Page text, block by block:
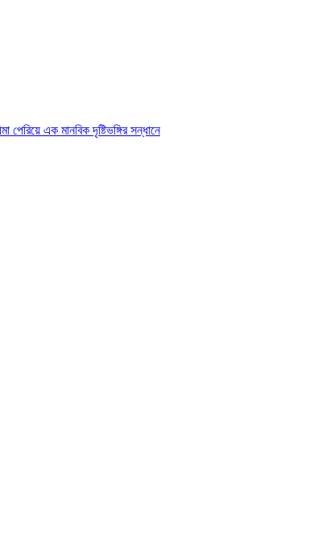
পেরিয়ে এক মানবিক দৃষ্টিভঙ্গির সন্ধানে